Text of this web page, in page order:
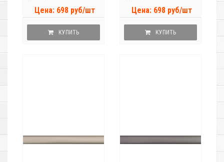
Цена: 698 руб/шт
КУПИТЬ
Цена: 698 руб/шт
КУПИТЬ